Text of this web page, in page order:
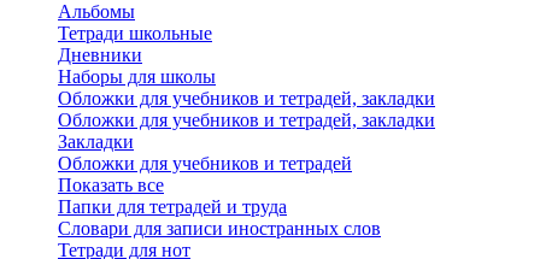
Альбомы
Тетради школьные
Дневники
Наборы для школы
Обложки для учебников и тетрадей, закладки
Обложки для учебников и тетрадей, закладки
Закладки
Обложки для учебников и тетрадей
Показать все
Папки для тетрадей и труда
Словари для записи иностранных слов
Тетради для нот